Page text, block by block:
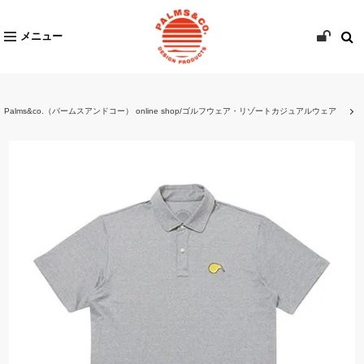
メニュー
Palms&co.（パームスアンドコー） online shop/ゴルフウェア・リゾートカジュアルウェア